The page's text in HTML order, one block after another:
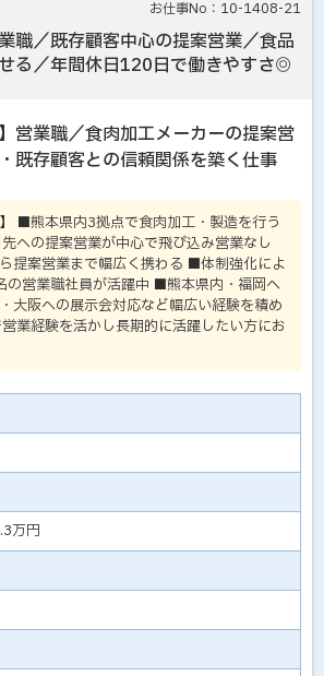
お仕事No：10-1408-21
職／既存顧客中心の提案営業／食品
る／年間休日120日で働きやすさ◎
営業職／食肉加工メーカーの提案営
既存顧客との信頼関係を築く仕事
■熊本県内3拠点で食肉加工・製造を行う
への提案営業が中心で飛び込み営業なし
提案営業まで幅広く携わる ■体制強化によ
の営業職社員が活躍中 ■熊本県内・福岡へ
大阪への展示会対応など幅広い経験を積め
業経験を活かし長期的に活躍したい方にお
万円